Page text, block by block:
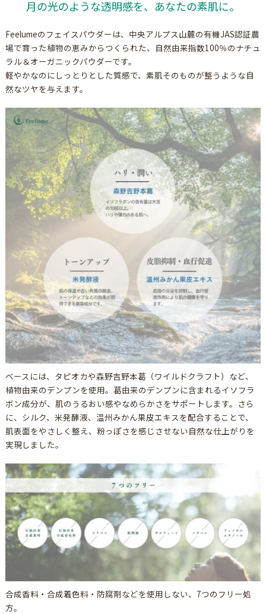
月の光のような透明感を、あなたの素肌に。
Feelumeのフェイスパウダーは、中央アルプス山麓の有機JAS認証農
場で育った植物の恵みからつくられた、自然由来指数100％のナチュ
ラル＆オーガニックパウダーです。
軽やかなのにしっとりとした質感で、素肌そのものが整うような自
然なツヤを与えます。
ベースには、タピオカや森野吉野本葛（ワイルドクラフト）など、
植物由来のデンプンを使用。葛由来のデンプンに含まれるイソフラ
ボン成分が、肌のうるおい感やなめらかさをサポートします。さら
に、シルク、米発酵液、温州みかん果皮エキスを配合することで、
肌表面をやさしく整え、粉っぽさを感じさせない自然な仕上がりを
実現しました。
合成香料・合成着色料・防腐剤などを使用しない、7つのフリー処
方。